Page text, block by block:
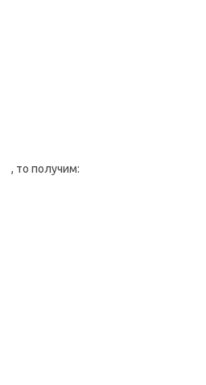
, то получим: